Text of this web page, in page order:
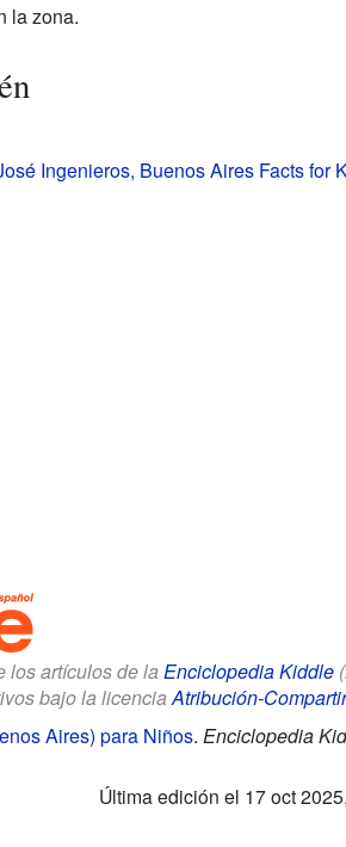
la zona.
Ingenieros, Buenos Aires Facts for
los artículos de la Enciclopedia Kiddle
bajo la licenciaAtribución-
Aires) para Niños. Enciclopedia
Última edición el 17 oct